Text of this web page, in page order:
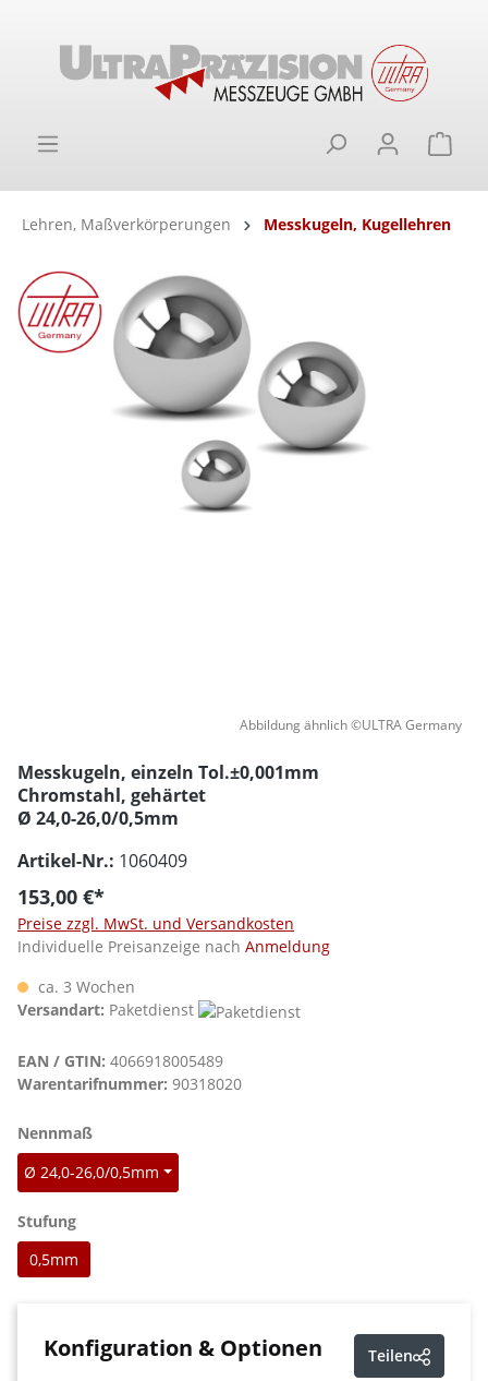
Lehren, Maßverkörperungen Messkugeln, Kugellehren
Bildergalerie überspringen
Abbildung ähnlich ©ULTRA Germany
Messkugeln, einzeln Tol.±0,001mm
Chromstahl, gehärtet
Ø 24,0-26,0/0,5mm
Artikel-Nr.: 1060409
153,00 €*
Preise zzgl. MwSt. und Versandkosten
Individuelle Preisanzeige nach Anmeldung
ca. 3 Wochen
Versandart: Paketdienst
EAN / GTIN: 4066918005489
Warentarifnummer: 90318020
Nennmaßauswählen
Ø 24,0-26,0/0,5mm
Stufungauswählen
0,5mm
Konfiguration & Optionen Teilen